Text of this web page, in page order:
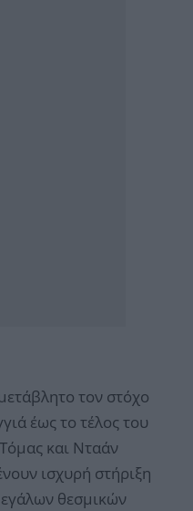
τον στόχο
έως το τέλος του
και Νταάν
ισχυρή στήριξη
θεσμικών